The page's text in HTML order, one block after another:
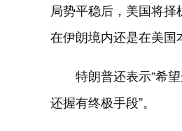
局势平稳后，美国将择
在伊朗境内还是在美国
特朗普还表示“希
还握有终极手段”。